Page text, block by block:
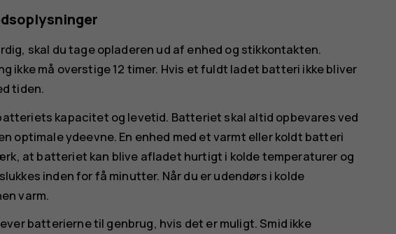
skal du tage opladeren ud af enhed og stikkontakten.
ikke må overstige 12 timer. Hvis et fuldt ladet batteri ikke bliver
tiden.
kapacitet og levetid. Batteriet skal altid opbevares ved
optimale ydeevne. En enhed med et varmt eller koldt batteri
at batteriet kan blive afladet hurtigt i kolde temperaturer og
inden for få minutter. Når du er udendørs i kolde
varm.
batterierne til genbrug, hvis det er muligt. Smid ikke